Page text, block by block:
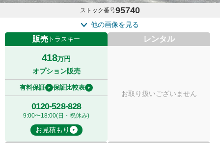
ストック番号95740
他の画像を見る
販売 トラスキー
418万円
オプション販売
有料保証 保証比較表
0120-528-828
9:00〜18:00(日・祝休み)
お見積もり
レンタル
お取り扱いございません